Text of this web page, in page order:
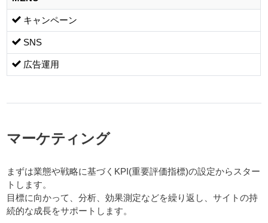
キャンペーン
SNS
広告運用
マーケティング
まずは業態や戦略に基づくKPI(重要評価指標)の設定からスター
トします。
目標に向かって、分析、効果測定などを繰り返し、サイトの持
続的な成長をサポートします。